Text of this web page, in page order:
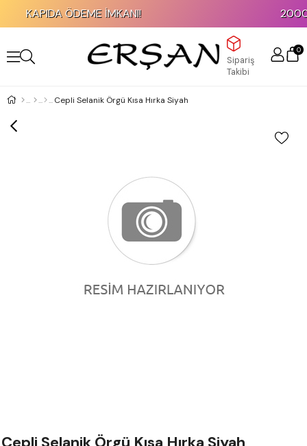
KAPIDA ÖDEME İMKANI! 2000
Sipariş
Takibi
0
Cepli Selanik Örgü Kısa Hırka Siyah